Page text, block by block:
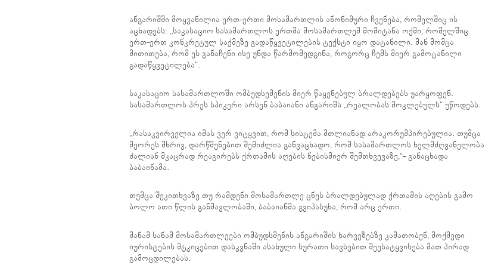
ანგარიშში მოყვანილია ერთ-ერთი მოსამართლის ანონიმური ჩვენება, რომელშიც ის
აცხადებს: „საკასაციო სასამართლოს ერთმა მოსამართლემ მომიტანა ოქმი, რომელშიც
ერთ-ერთ კონკრეტულ საქმეზე გადაწყვეტილების ტექსტი იყო დატანილი. მან მომცა
მითითება, რომ ეს განაჩენი ისე უნდა წარმომედგინა, როგორც ჩემს მიერ გამოტანილი
გადაწყვეტილება“.
საკასაციო სასამართლოში ომბუდსემენის მიერ წაყენებულ ბრალდებებს უარყოფენ.
სასამართლოს პრეს სპიკერი არსენ ბაბაიანი ანგარიშს „რეალობას მოკლებულს“ უწოდებს.
„რასაკვირველია იმას ვერ ვიტყვით, რომ სისტემა მთლიანად არაკორუმპირებულია. თუმცა
მეორეს მხრივ, დარწმუნებით შემიძლია განვაცხადო, რომ სასამართლოს ხელმძღვანელობა
ძალიან მკაცრად რეაგირებს ქრთამის აღების ნებისმიერ შემთხვევაზე,“- განაცხადა
ბაბაინამა.
თუმცა შეკითხვაზე თუ რამდენი მოსამართლე ცნეს ბრალდებულად ქრთამის აღების გამო
ბოლო ათი წლის განმავლობაში, ბაბაიანმა გვიპასუხა, რომ არც ერთი.
მანამ სანამ მოსამართლეები ომბუდსმენის ანგარიშის ხარვეზებზე კამათობენ, მოქმედი
იურისტების მტკიცებით დასკვნაში ასახული სურათი სავსებით შეესატყვისება მათ პირად
გამოცდილებას.